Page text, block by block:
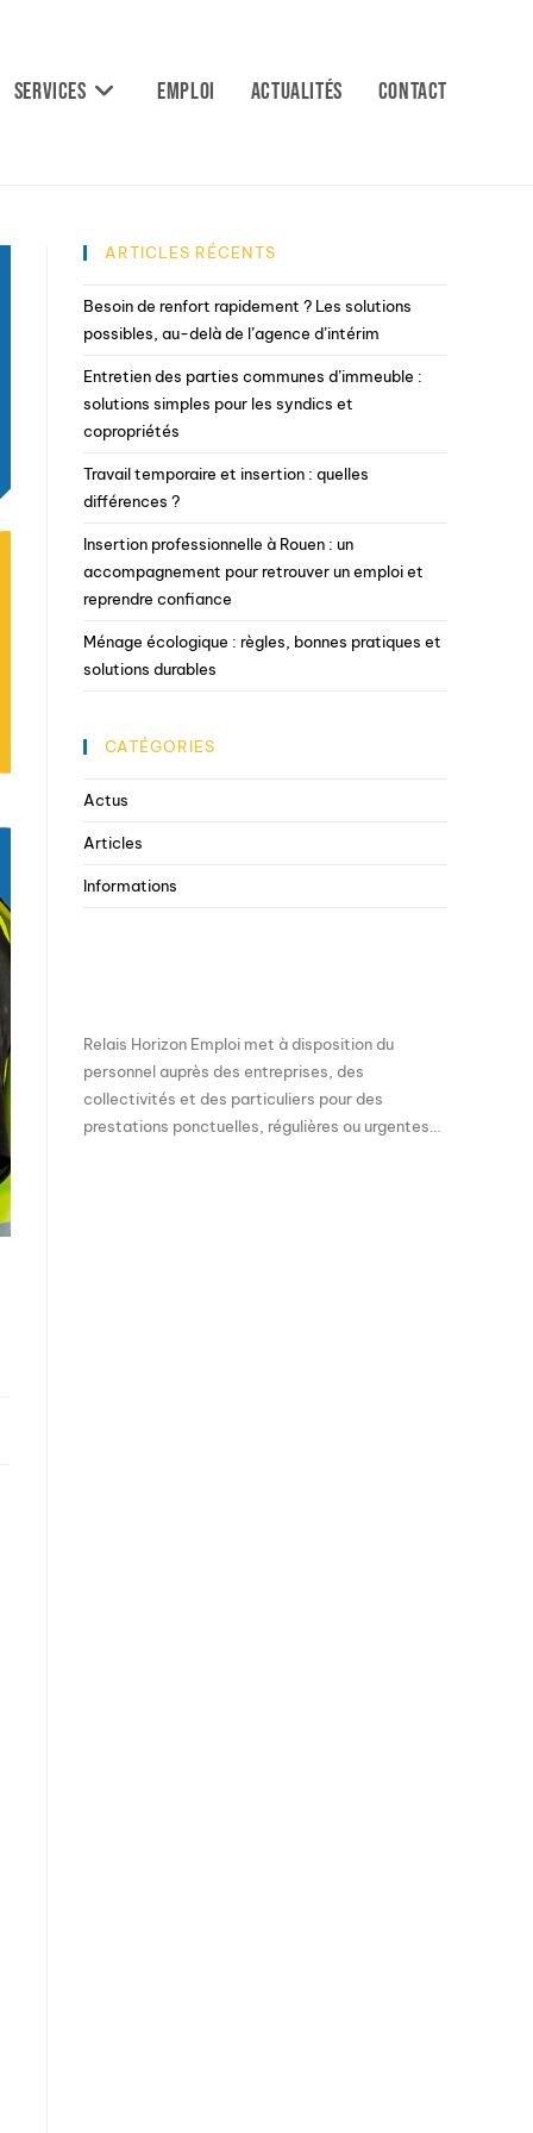
Services Emploi Actualités Contact
ARTICLES RÉCENTS
Besoin de renfort rapidement ? Les solutions
possibles, au-delà de l’agence d’intérim
Entretien des parties communes d’immeuble :
solutions simples pour les syndics et
copropriétés
Travail temporaire et insertion : quelles
différences ?
Insertion professionnelle à Rouen : un
accompagnement pour retrouver un emploi et
reprendre confiance
Ménage écologique : règles, bonnes pratiques et
solutions durables
CATÉGORIES
Actus
Articles
Informations
Relais Horizon Emploi met à disposition du
personnel auprès des entreprises, des
collectivités et des particuliers pour des
prestations ponctuelles, régulières ou urgentes…